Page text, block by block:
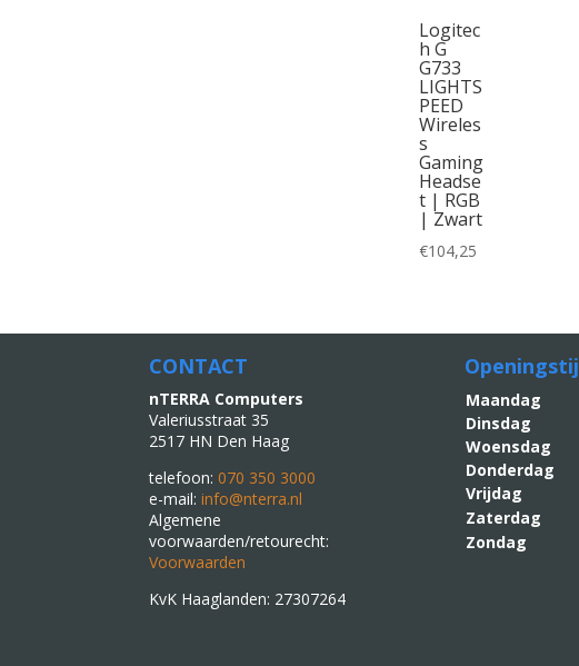
Logitec
h G
G733
LIGHTS
PEED
Wireles
s
Gaming
Headse
t | RGB
| Zwart
€104,25
CONTACT
nTERRA Computers
Valeriusstraat 35
2517 HN Den Haag
telefoon:070 350 3000
e-mail:info@nterra.nl
Algemene
voorwaarden/retourecht:
Voorwaarden
KvK Haaglanden: 27307264
Maandag
Dinsdag
Woensdag
Donderdag
Vrijdag
Zaterdag
Zondag